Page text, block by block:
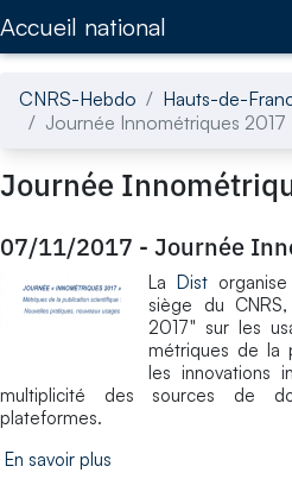
Accueil national
CNRS-Hebdo Hauts-de-
Journée Innométriques 2017
Journée
07/11/2017 - Journée
La Dist
siège du
2017" sur les
métriques de la
les innovations
multiplicité des sources de
plateformes.
En savoir plus